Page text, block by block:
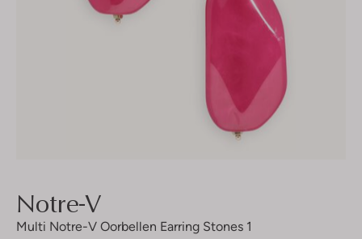
Notre-V
Multi Notre-V Oorbellen Earring Stones 1